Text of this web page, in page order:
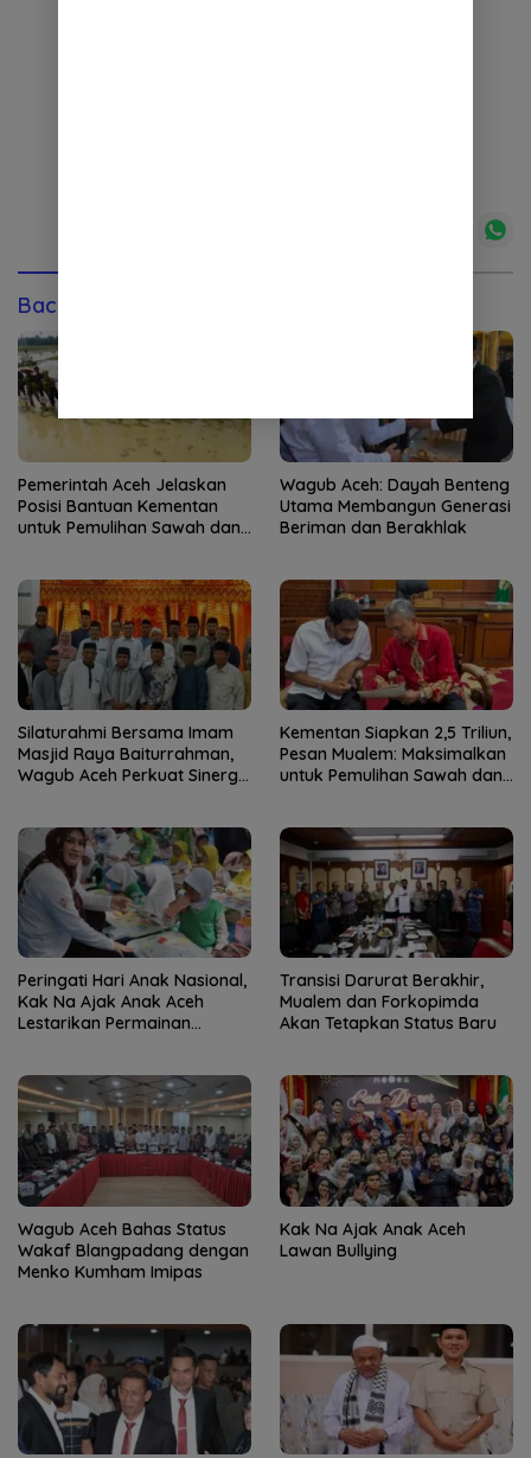
Baca Juga
Pemerintah Aceh Jelaskan
Posisi Bantuan Kementan
untuk Pemulihan Sawah dan
Wagub Aceh: Dayah Benteng
Utama Membangun Generasi
Beriman dan Berakhlak
Silaturahmi Bersama Imam
Masjid Raya Baiturrahman,
Wagub Aceh Perkuat Sinergi
Kementan Siapkan 2,5 Triliun,
Pesan Mualem: Maksimalkan
untuk Pemulihan Sawah dan
Peringati Hari Anak Nasional,
Kak Na Ajak Anak Aceh
Lestarikan Permainan
Transisi Darurat Berakhir,
Mualem dan Forkopimda
Akan Tetapkan Status Baru
Wagub Aceh Bahas Status
Wakaf Blangpadang dengan
Menko Kumham Imipas
Kak Na Ajak Anak Aceh
Lawan Bullying